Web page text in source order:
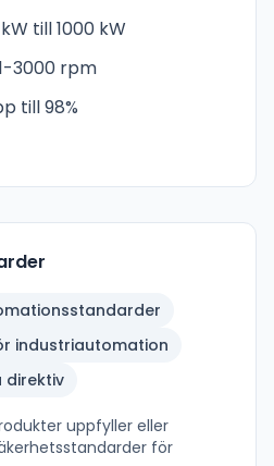
till 1000 kW
3000 rpm
till 98%
industriautomation
direktiv
uppfyller eller
för